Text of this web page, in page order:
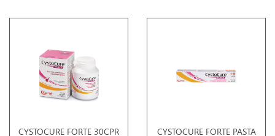
CYSTOCURE FORTE 30CPR CYSTOCURE FORTE PASTA